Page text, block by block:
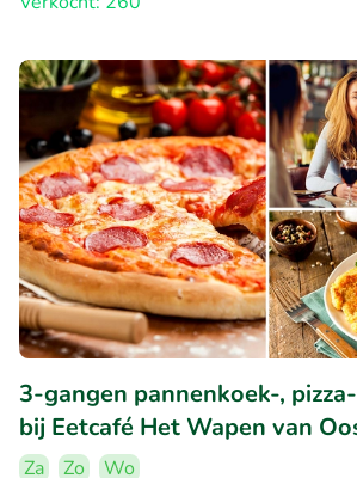
3-gangen pannenkoek-,
bij Eetcafé Het Wapen van
Za Zo
Wo